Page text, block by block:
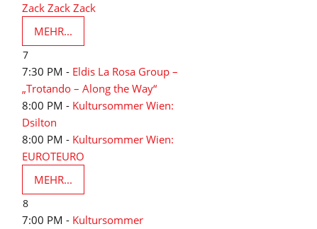
Zack Zack Zack
MEHR...
7
7:30 PM - Eldis La Rosa Group –
„Trotando – Along the Way“
8:00 PM - Kultursommer Wien:
Dsilton
8:00 PM - Kultursommer Wien:
EUROTEURO
MEHR...
8
7:00 PM - Kultursommer